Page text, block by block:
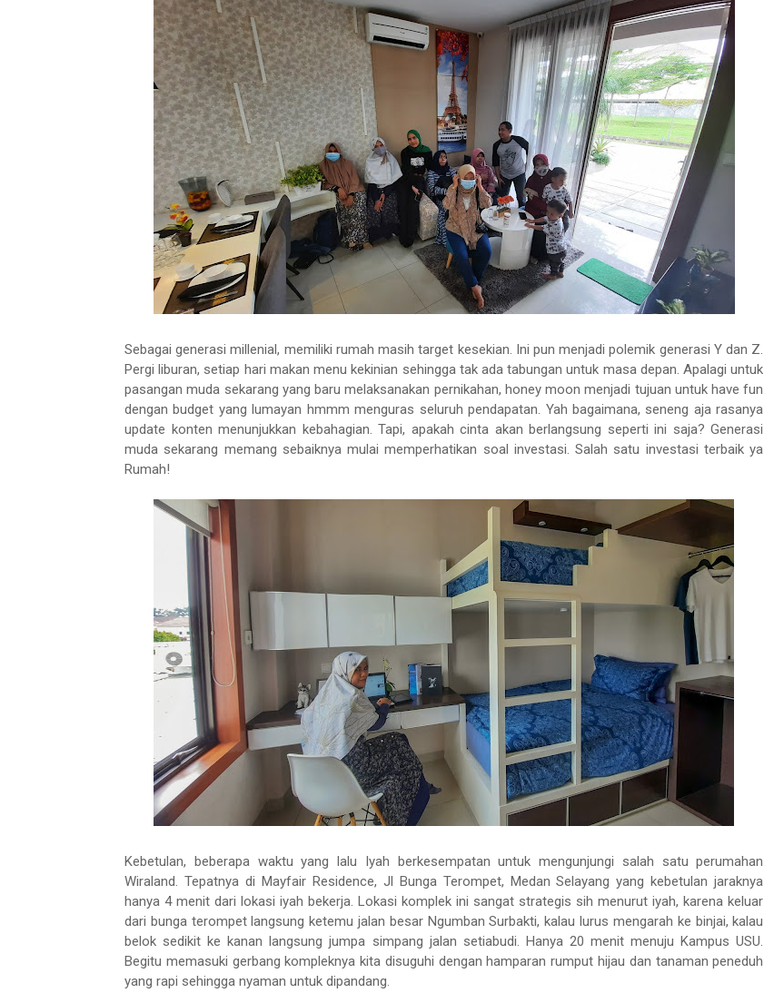
Sebagai generasi millenial, memiliki rumah masih target kesekian. Ini pun menjadi polemik generasi Y dan Z.
Pergi liburan, setiap hari makan menu kekinian sehingga tak ada tabungan untuk masa depan. Apalagi untuk
pasangan muda sekarang yang baru melaksanakan pernikahan, honey moon menjadi tujuan untuk have fun
dengan budget yang lumayan hmmm menguras seluruh pendapatan. Yah bagaimana, seneng aja rasanya
update konten menunjukkan kebahagian. Tapi, apakah cinta akan berlangsung seperti ini saja? Generasi
muda sekarang memang sebaiknya mulai memperhatikan soal investasi. Salah satu investasi terbaik ya
Rumah!
Kebetulan, beberapa waktu yang lalu Iyah berkesempatan untuk mengunjungi salah satu perumahan
Wiraland. Tepatnya di Mayfair Residence, Jl Bunga Terompet, Medan Selayang yang kebetulan jaraknya
hanya 4 menit dari lokasi iyah bekerja. Lokasi komplek ini sangat strategis sih menurut iyah, karena keluar
dari bunga terompet langsung ketemu jalan besar Ngumban Surbakti, kalau lurus mengarah ke binjai, kalau
belok sedikit ke kanan langsung jumpa simpang jalan setiabudi. Hanya 20 menit menuju Kampus USU.
Begitu memasuki gerbang kompleknya kita disuguhi dengan hamparan rumput hijau dan tanaman peneduh
yang rapi sehingga nyaman untuk dipandang.